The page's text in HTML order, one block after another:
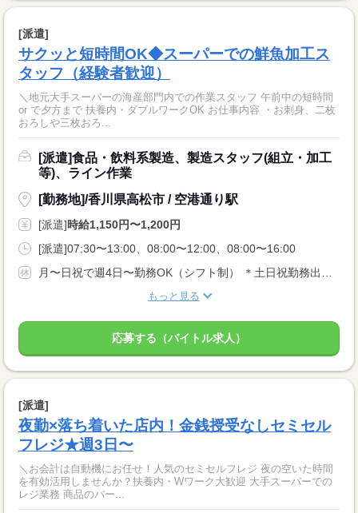
[派遣]
サクッと短時間OK◆スーパーでの鮮魚加工ス
タッフ（経験者歓迎）
＼地元大手スーパーの海産部門内での作業スタッフ 午前中の短時間
or で夕方まで 扶養内・ダブルワークOK お仕事内容 ・お刺身、二枚
おろしや三枚おろ...
[派遣]食品・飲料系製造、製造スタッフ(組立・加工
等)、ライン作業
[勤務地]/香川県高松市 / 空港通り駅
[派遣]時給1,150円〜1,200円
[派遣]07:30〜13:00、08:00〜12:00、08:00〜16:00
もっと見る
応募する（バイトル求人）
[派遣]
夜勤×落ち着いた店内！金銭授受なしセミセル
フレジ★週3日〜
＼お会計は自動機にお任せ！人気のセミセルフレジ 夜の空いた時間
を有効活用しませんか？扶養内・Wワーク大歓迎 大手スーパーでの
レジ業務 商品のバー...